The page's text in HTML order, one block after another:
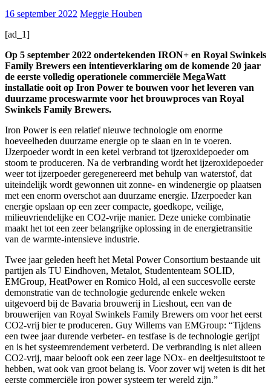
16 september 2022 Meggie Houben
[ad_1]
Op 5 september 2022 ondertekenden IRON+ en Royal Swinkels
Family Brewers een intentieverklaring om de komende 20 jaar
de eerste volledig operationele commerciële MegaWatt
installatie ooit op Iron Power te bouwen voor het leveren van
duurzame proceswarmte voor het brouwproces van Royal
Swinkels Family Brewers.
Iron Power is een relatief nieuwe technologie om enorme
hoeveelheden duurzame energie op te slaan en in te voeren.
IJzerpoeder wordt in een ketel verbrand tot ijzeroxidepoeder om
stoom te produceren. Na de verbranding wordt het ijzeroxidepoeder
weer tot ijzerpoeder geregenereerd met behulp van waterstof, dat
uiteindelijk wordt gewonnen uit zonne- en windenergie op plaatsen
met een enorm overschot aan duurzame energie. IJzerpoeder kan
energie opslaan op een zeer compacte, goedkope, veilige,
milieuvriendelijke en CO2-vrije manier. Deze unieke combinatie
maakt het tot een zeer belangrijke oplossing in de energietransitie
van de warmte-intensieve industrie.
Twee jaar geleden heeft het Metal Power Consortium bestaande uit
partijen als TU Eindhoven, Metalot, Studententeam SOLID,
EMGroup, HeatPower en Romico Hold, al een succesvolle eerste
demonstratie van de technologie gedurende enkele weken
uitgevoerd bij de Bavaria brouwerij in Lieshout, een van de
brouwerijen van Royal Swinkels Family Brewers om voor het eerst
CO2-vrij bier te produceren. Guy Willems van EMGroup: “Tijdens
een twee jaar durende verbeter- en testfase is de technologie gerijpt
en is het systeemrendement verbeterd. De verbranding is niet alleen
CO2-vrij, maar belooft ook een zeer lage NOx- en deeltjesuitstoot te
hebben, wat ook van groot belang is. Voor zover wij weten is dit het
eerste commerciële iron power systeem ter wereld zijn.”